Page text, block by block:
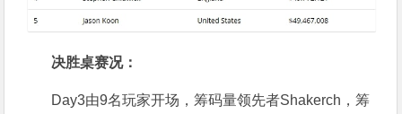
决胜桌赛况：
Day3由9名玩家开场，筹码量领先者Shakerch，筹